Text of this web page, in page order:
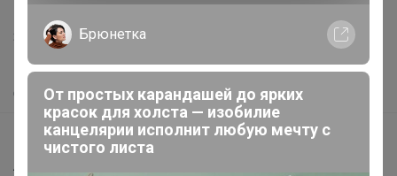
Написать в поддержку
Защита покупателя
Помощь
О нас
Все предложения
Анонсы
Брюнетка
От простых карандашей до ярких
красок для холста — изобилие
канцелярии исполнит любую мечту с
чистого листа